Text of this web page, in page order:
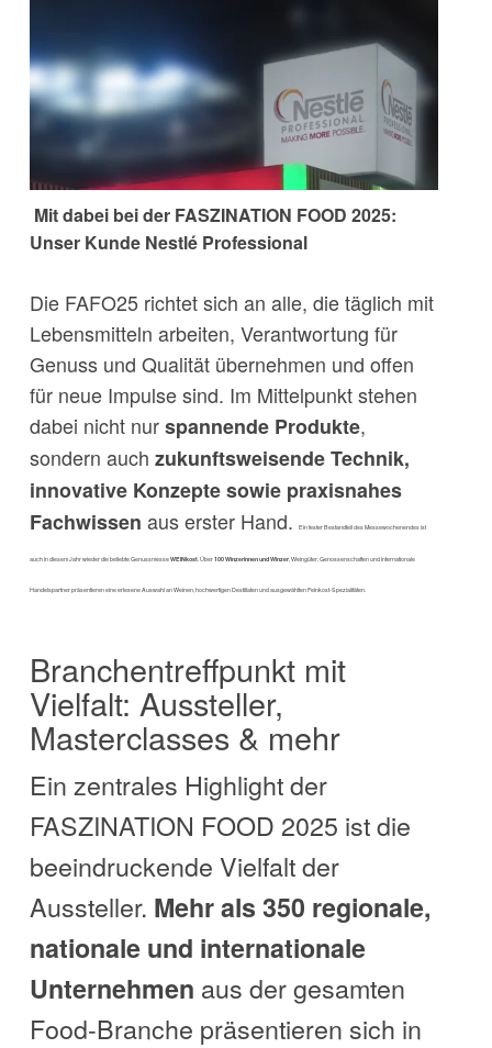
Mit dabei bei der FASZINATION FOOD 2025:
Unser Kunde Nestlé Professional
Die FAFO25 richtet sich an alle, die täglich mit
Lebensmitteln arbeiten, Verantwortung für
Genuss und Qualität übernehmen und offen
für neue Impulse sind. Im Mittelpunkt stehen
dabei nicht nurspannende Produkte,
sondern auch zukunftsweisende Technik,
innovative Konzepte sowie praxisnahes
Fachwissen aus erster Hand. Ein fester Bestandteil des Messewochenendes ist
auch in diesem Jahr wieder die beliebte GenussmesseWEINkost. Über100 Winzerinnen und Winzer, Weingüter, Genossenschaften und internationale
Handelspartner präsentieren eine erlesene Auswahl an Weinen, hochwertigen Destillaten und ausgewählten Feinkost-Spezialitäten.
Branchentreffpunkt mit
Vielfalt: Aussteller,
Masterclasses & mehr
Ein zentrales Highlight der
FASZINATION FOOD 2025 ist die
beeindruckende Vielfalt der
Aussteller. Mehr als 350 regionale,
nationale und internationale
Unternehmen aus der gesamten
Food-Branche präsentieren sich in